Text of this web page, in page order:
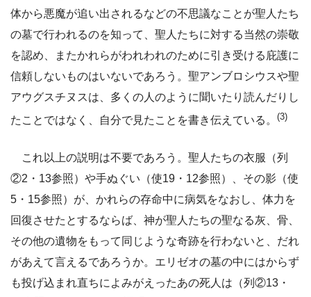
体から悪魔が追い出されるなどの不思議なことが聖人たち
の墓で行われるのを知って、聖人たちに対する当然の崇敬
を認め、またかれらがわれわれのために引き受ける庇護に
信頼しないものはいないであろう。聖アンブロシウスや聖
アウグスチヌスは、多くの人のように聞いたり読んだりし
たことではなく、自分で見たことを書き伝えている。 (3)
これ以上の説明は不要であろう。聖人たちの衣服（列
②2・13参照）や手ぬぐい（使19・12参照）、その影（使
5・15参照）が、かれらの存命中に病気をなおし、体力を
回復させたとするならば、神が聖人たちの聖なる灰、骨、
その他の遺物をもって同じような奇跡を行わないと、だれ
があえて言えるであろうか。エリゼオの墓の中にはからず
も投げ込まれ直ちによみがえったあの死人は（列②13・